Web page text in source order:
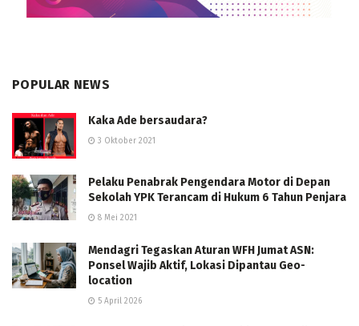
POPULAR NEWS
Kaka Ade bersaudara?
3 Oktober 2021
Pelaku Penabrak Pengendara Motor di Depan
Sekolah YPK Terancam di Hukum 6 Tahun Penjara
8 Mei 2021
Mendagri Tegaskan Aturan WFH Jumat ASN:
Ponsel Wajib Aktif, Lokasi Dipantau Geo-
location
5 April 2026